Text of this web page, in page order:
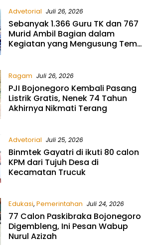
Advetorial Juli 26, 2026
Sebanyak 1.366 Guru TK dan 767
Murid Ambil Bagian dalam
Kegiatan yang Mengusung Tema
Ragam Juli 26, 2026
PJI Bojonegoro Kembali Pasang
Listrik Gratis, Nenek 74 Tahun
Akhirnya Nikmati Terang
Advetorial Juli 25, 2026
Binmtek Gayatri di ikuti 80 calon
KPM dari Tujuh Desa di
Kecamatan Trucuk
Edukasi, Pemerintahan Juli 24, 2026
77 Calon Paskibraka Bojonegoro
Digembleng, Ini Pesan Wabup
Nurul Azizah